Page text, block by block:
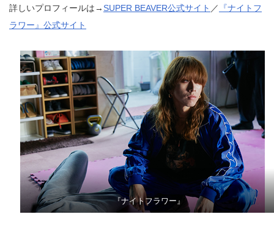
詳しいプロフィールは→SUPER BEAVER公式サイト ／
『ナイトフ
ラワー』公式サイト
『ナイトフラワー』